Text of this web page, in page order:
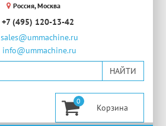
Россия, Москва
+7 (495) 120-13-42
sales@ummachine.ru
info@ummachine.ru
0